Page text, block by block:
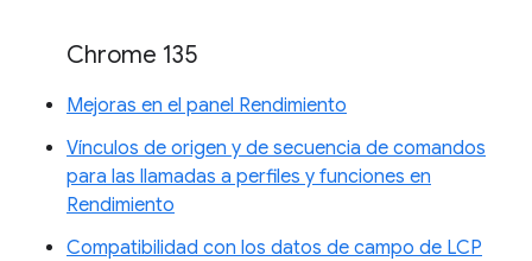
Chrome 135
Mejoras en el panel Rendimiento
Vínculos de origen y de secuencia de comandos
para las llamadas a perfiles y funciones en
Rendimiento
Compatibilidad con los datos de campo de LCP